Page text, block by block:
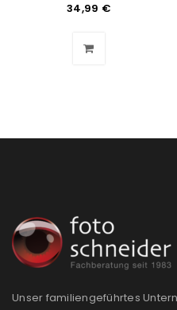
Benutzername oder E-
PASSWORT VERGESSEN?
REGISTRIEREN
34,99 €
Unser familiengeführtes